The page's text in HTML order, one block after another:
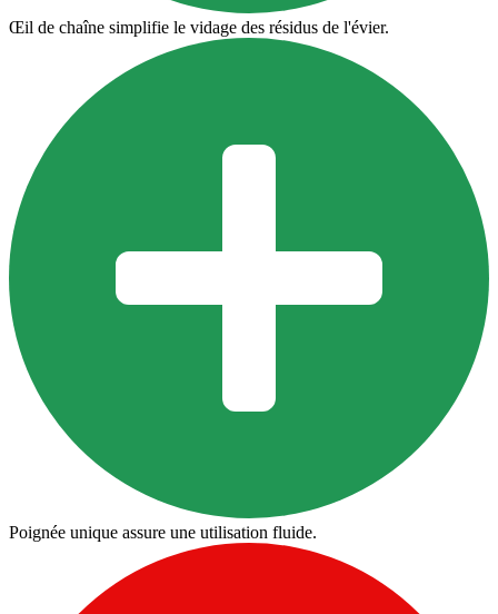
Œil de chaîne simplifie le vidage des résidus de l'évier.
Poignée unique assure une utilisation fluide.